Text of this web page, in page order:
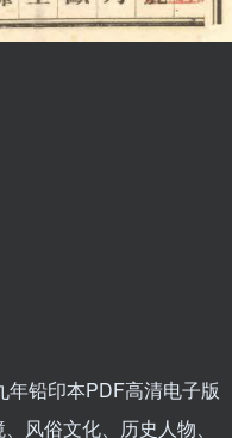
铅印本PDF高清电子版
风俗文化、历史人物、